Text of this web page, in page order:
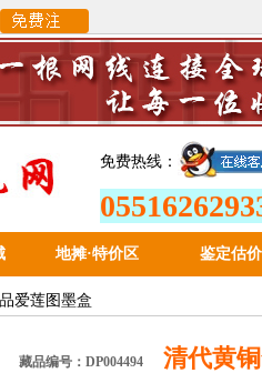
免费热线：
地摊·特价区 鉴定估价
爱莲图墨盒
藏品编号：DP004494 清代黄